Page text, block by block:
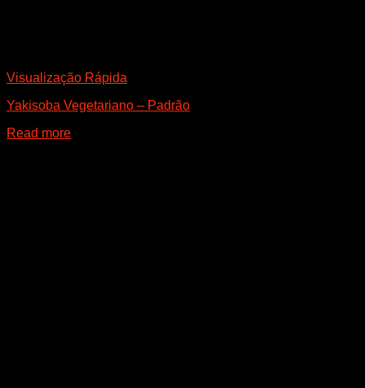
Visualização Rápida
Yakisoba Vegetariano – Padrão
Read more